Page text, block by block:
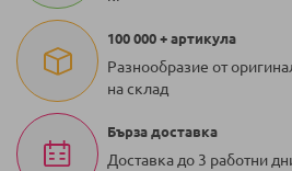
100 000 + артикула
Разнообразие от
на склад
Бърза доставка
Доставка до 3 работни